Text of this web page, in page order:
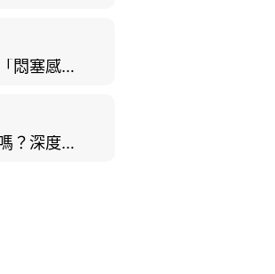
助聽器戴唔慣？拆解「悶塞感」成因、堵耳效應與 4 週適應期全攻略
視力不好會影響聽力嗎？深度拆解大腦「眼耳並用」的科學秘密